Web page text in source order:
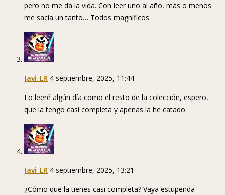
pero no me da la vida. Con leer uno al año, más o menos
me sacia un tanto… Todos magníficos
Javi_LR 4 septiembre, 2025, 11:44
Lo leeré algún día como el resto de la colección, espero,
que la tengo casi completa y apenas la he catado.
Javi_LR 4 septiembre, 2025, 13:21
¿Cómo que la tienes casi completa? Vaya estupenda